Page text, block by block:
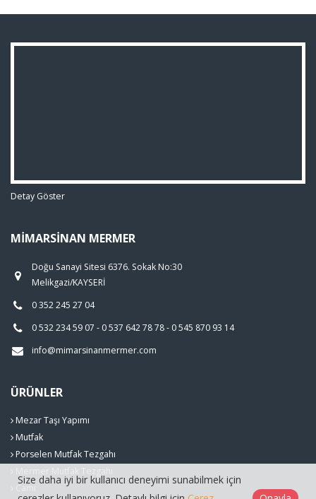
Detay Göster
MIMARSINAN MERMER
Doğu Sanayi Sitesi 6376. Sokak No:30
Melikgazi/KAYSERİ
0 352 245 27 04
0 532 234 59 07 - 0 537 642 78 78 - 0 545 870 93 14
info@mimarsinanmermer.com
ÜRÜNLER
Mezar Taşı Yapımı
Mutfak
Porselen Mutfak Tezgahı
Size daha iyi bir kullanıcı deneyimi sunabilmek için